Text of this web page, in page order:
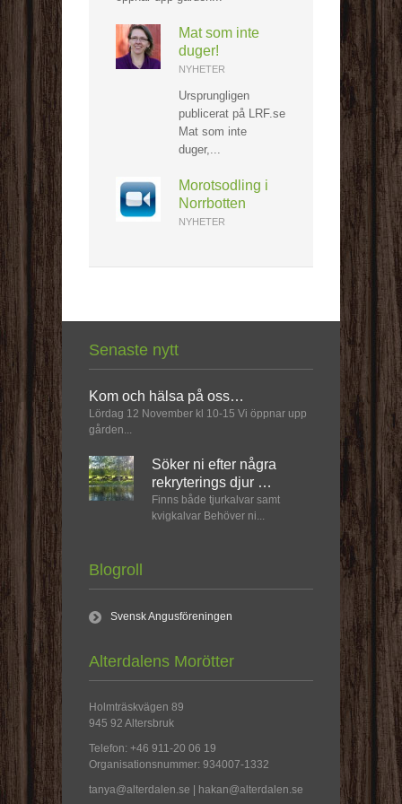
Mat som inte
duger!
NYHETER
Ursprungligen
publicerat på LRF.se
Mat som inte
duger,...
Morotsodling i
Norrbotten
NYHETER
Senaste nytt
Kom och hälsa på oss…
Lördag 12 November kl 10-15 Vi öppnar upp
gården...
Söker ni efter några
rekryterings djur …
Finns både tjurkalvar samt
kvigkalvar Behöver ni...
Blogroll
Svensk Angusföreningen
Alterdalens Morötter
Holmträskvägen 89
945 92 Altersbruk
Telefon: +46 911-20 06 19
Organisationsnummer: 934007-1332
tanya@alterdalen.se | hakan@alterdalen.se